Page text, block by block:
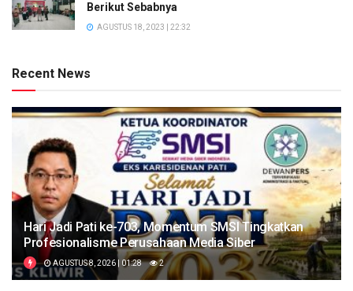
Berikut Sebabnya
AGUSTUS 18, 2023 | 22:32
Recent News
Hari Jadi Pati ke-703, Momentum SMSI Tingkatkan
Profesionalisme Perusahaan Media Siber
AGUSTUS 8, 2026 | 01:28 2